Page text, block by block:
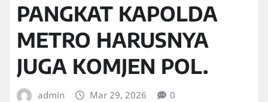
PANGKAT KAPOLDA
METRO HARUSNYA
JUGA KOMJEN POL.
admin Mar 29, 2026 0